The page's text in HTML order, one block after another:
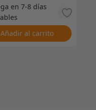
Añadir al carrito